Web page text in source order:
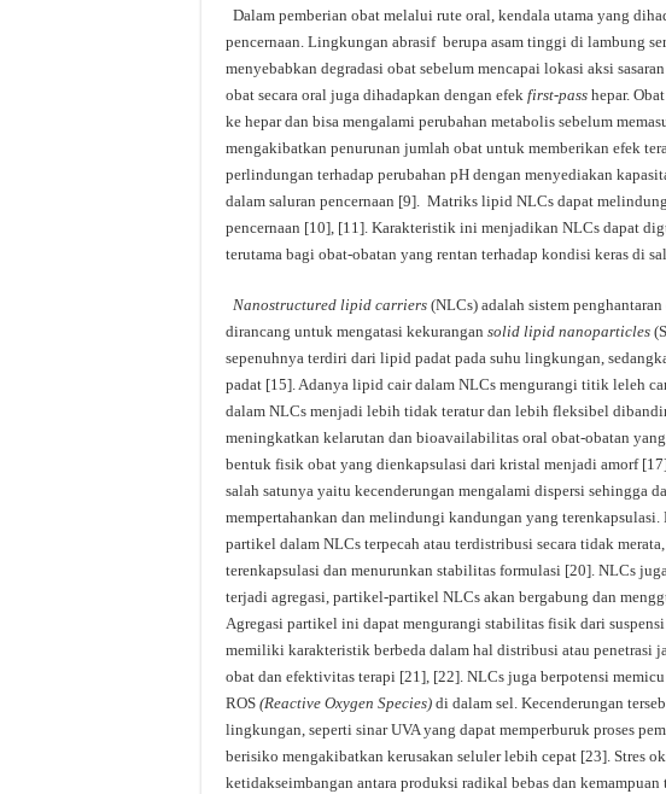
Dalam pemberian obat melalui rute oral, kendala utama yang
pencernaan. Lingkungan abrasif berupa asam tinggi di lambung
menyebabkan degradasi obat sebelum mencapai lokasi aksi
obat secara oral juga dihadapkan dengan efek first-pass hepar.
ke hepar dan bisa mengalami perubahan metabolis sebelum
mengakibatkan penurunan jumlah obat untuk memberikan efek
perlindungan terhadap perubahan pH dengan menyediakan
dalam saluran pencernaan [9]. Matriks lipid NLCs dapat
pencernaan [10], [11]. Karakteristik ini menjadikan NLCs dapat
terutama bagi obat-obatan yang rentan terhadap kondisi keras di
Nanostructured lipid carriers (NLCs) adalah sistem
dirancang untuk mengatasi kekurangan solid lipid nanoparticles
sepenuhnya terdiri dari lipid padat pada suhu lingkungan,
padat [15]. Adanya lipid cair dalam NLCs mengurangi titik leleh
dalam NLCs menjadi lebih tidak teratur dan lebih fleksibel
meningkatkan kelarutan dan bioavailabilitas oral obat-obatan
bentuk fisik obat yang dienkapsulasi dari kristal menjadi amorf
salah satunya yaitu kecenderungan mengalami dispersi sehingga
mempertahankan dan melindungi kandungan yang
partikel dalam NLCs terpecah atau terdistribusi secara tidak
terenkapsulasi dan menurunkan stabilitas formulasi [20]. NLCs
terjadi agregasi, partikel-partikel NLCs akan bergabung dan
Agregasi partikel ini dapat mengurangi stabilitas fisik dari
memiliki karakteristik berbeda dalam hal distribusi atau penetrasi
obat dan efektivitas terapi [21], [22]. NLCs juga berpotensi
ROS (Reactive Oxygen Species) di dalam sel. Kecenderungan
lingkungan, seperti sinar UVA yang dapat memperburuk proses
berisiko mengakibatkan kerusakan seluler lebih cepat [23]. Stres
ketidakseimbangan antara produksi radikal bebas dan